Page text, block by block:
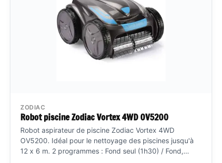
ZODIAC
Robot piscine Zodiac Vortex 4WD OV5200
Robot aspirateur de piscine Zodiac Vortex 4WD
OV5200. Idéal pour le nettoyage des piscines jusqu'à
12 x 6 m. 2 programmes : Fond seul (1h30) / Fond,